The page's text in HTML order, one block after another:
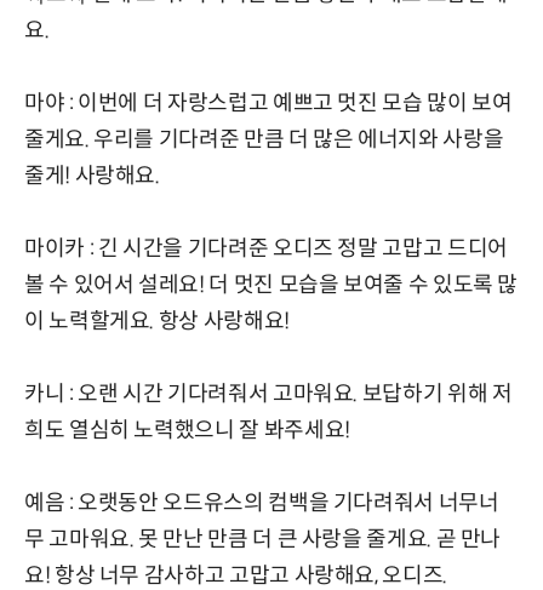
요.
마야 : 이번에 더 자랑스럽고 예쁘고 멋진 모습 많이 보여
줄게요. 우리를 기다려준 만큼 더 많은 에너지와 사랑을
줄게! 사랑해요.
마이카 : 긴 시간을 기다려준 오디즈 정말 고맙고 드디어
볼 수 있어서 설레요! 더 멋진 모습을 보여줄 수 있도록 많
이 노력할게요. 항상 사랑해요!
카니 : 오랜 시간 기다려줘서 고마워요. 보답하기 위해 저
희도 열심히 노력했으니 잘 봐주세요!
예음 : 오랫동안 오드유스의 컴백을 기다려줘서 너무너
무 고마워요. 못 만난 만큼 더 큰 사랑을 줄게요. 곧 만나
요! 항상 너무 감사하고 고맙고 사랑해요, 오디즈.